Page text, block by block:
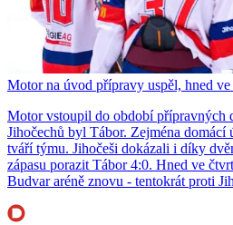
Motor na úvod přípravy uspěl, hned
Motor vstoupil do období přípravných
Jihočechů byl Tábor. Zejména domácí
tváří týmu. Jihočeši dokázali i díky
zápasu porazit Tábor 4:0. Hned ve
Budvar aréně znovu - tentokrát proti